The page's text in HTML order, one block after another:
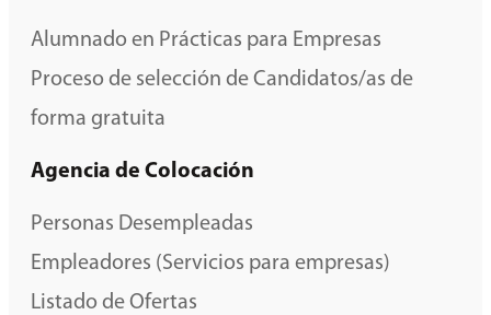
Alumnado en Prácticas para Empresas
Proceso de selección de Candidatos/as de
forma gratuita
Agencia de Colocación
Personas Desempleadas
Empleadores (Servicios para empresas)
Listado de Ofertas